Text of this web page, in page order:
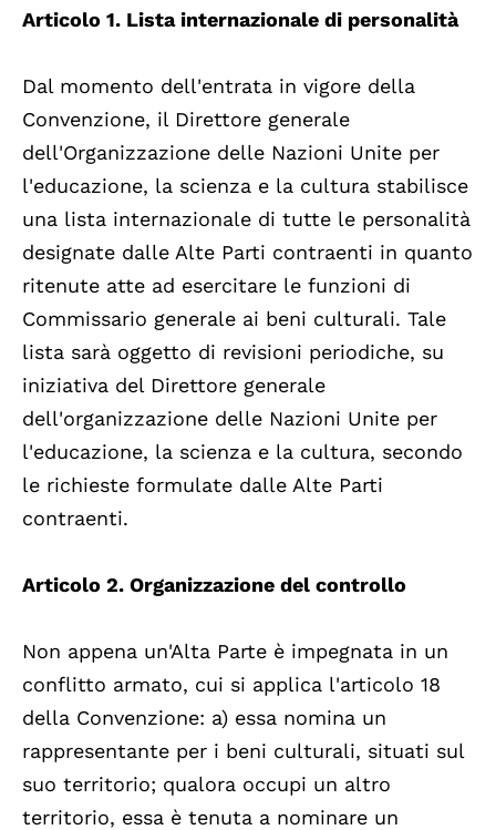
Articolo 1. Lista internazionale di personalità
Dal momento dell'entrata in vigore della
Convenzione, il Direttore generale
dell'Organizzazione delle Nazioni Unite per
l'educazione, la scienza e la cultura stabilisce
una lista internazionale di tutte le personalità
designate dalle Alte Parti contraenti in quanto
ritenute atte ad esercitare le funzioni di
Commissario generale ai beni culturali. Tale
lista sarà oggetto di revisioni periodiche, su
iniziativa del Direttore generale
dell'organizzazione delle Nazioni Unite per
l'educazione, la scienza e la cultura, secondo
le richieste formulate dalle Alte Parti
contraenti.
Articolo 2. Organizzazione del controllo
Non appena un'Alta Parte è impegnata in un
conflitto armato, cui si applica l'articolo 18
della Convenzione: a) essa nomina un
rappresentante per i beni culturali, situati sul
suo territorio; qualora occupi un altro
territorio, essa è tenuta a nominare un